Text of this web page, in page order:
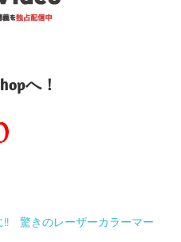
へ！
!! 驚きのレーザーカラーマー